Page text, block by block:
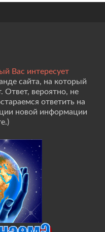
Вас интересует
сайта, на который
Ответ, вероятно, не
ответить на
новой информации